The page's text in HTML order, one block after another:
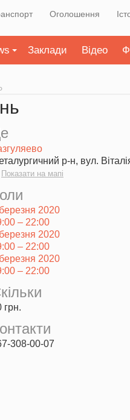
Оголошення
Заклади Відео
р-н, вул.
Показати на мапі
2020
– 22:00
2020
– 22:00
2020
– 22:00
грн.
308-00-07